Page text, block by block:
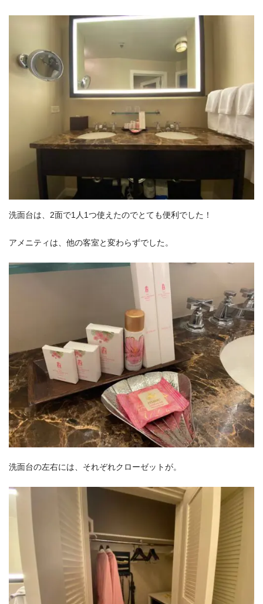
洗面台は、2面で1人1つ使えたのでとても便利でした！
アメニティは、他の客室と変わらずでした。
洗面台の左右には、それぞれクローゼットが。